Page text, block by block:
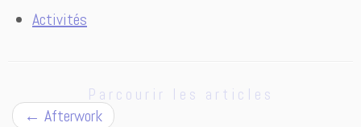
Activités
Parcourir les articles
← Afterwork